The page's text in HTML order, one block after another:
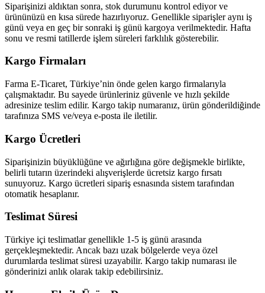
Siparişinizi aldıktan sonra, stok durumunu kontrol ediyor ve
ürününüzü en kısa sürede hazırlıyoruz. Genellikle siparişler aynı iş
günü veya en geç bir sonraki iş günü kargoya verilmektedir. Hafta
sonu ve resmi tatillerde işlem süreleri farklılık gösterebilir.
Kargo Firmaları
Farma E-Ticaret, Türkiye’nin önde gelen kargo firmalarıyla
çalışmaktadır. Bu sayede ürünleriniz güvenle ve hızlı şekilde
adresinize teslim edilir. Kargo takip numaranız, ürün gönderildiğinde
tarafınıza SMS ve/veya e-posta ile iletilir.
Kargo Ücretleri
Siparişinizin büyüklüğüne ve ağırlığına göre değişmekle birlikte,
belirli tutarın üzerindeki alışverişlerde ücretsiz kargo fırsatı
sunuyoruz. Kargo ücretleri sipariş esnasında sistem tarafından
otomatik hesaplanır.
Teslimat Süresi
Türkiye içi teslimatlar genellikle 1-5 iş günü arasında
gerçekleşmektedir. Ancak bazı uzak bölgelerde veya özel
durumlarda teslimat süresi uzayabilir. Kargo takip numarası ile
gönderinizi anlık olarak takip edebilirsiniz.